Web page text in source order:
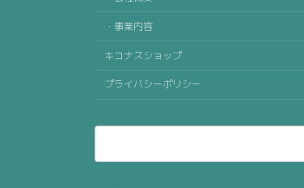
・事業内容
キコナスショップ
プライバシーポリシー
検